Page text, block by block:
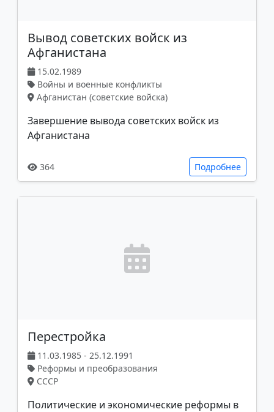
Вывод советских войск из
Афганистана
15.02.1989
Войны и военные конфликты
Афганистан (советские войска)
Завершение вывода советских войск из
Афганистана
364 Подробнее
Перестройка
11.03.1985 - 25.12.1991
Реформы и преобразования
СССР
Политические и экономические реформы в